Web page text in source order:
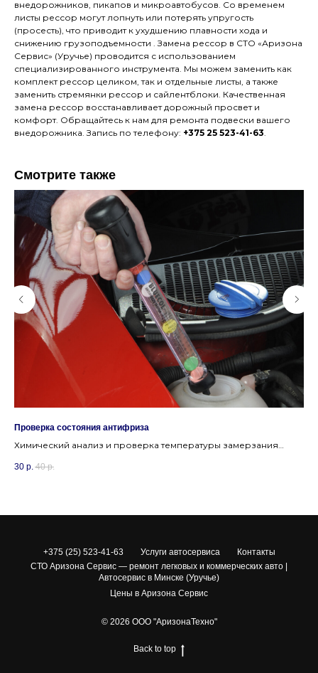
внедорожников, пикапов и микроавтобусов. Со временем
листы рессор могут лопнуть или потерять упругость
(просесть), что приводит к ухудшению плавности хода и
снижению грузоподъемности . Замена рессор в СТО «Аризона
Сервис» (Уручье) проводится с использованием
специализированного инструмента. Мы можем заменить как
комплект рессор целиком, так и отдельные листы, а также
заменить стремянки рессор и сайлентблоки. Качественная
замена рессор восстанавливает дорожный просвет и
комфорт. Обращайтесь к нам для ремонта подвески вашего
внедорожника. Запись по телефону: +375 25 523-41-63.
Смотрите также
Проверка состояния антифриза
Химический анализ и проверка температуры замерзания
предотвращения перегрева или размораживания блока
30 р. 40 р.
+375 (25) 523-41-63 Услуги автосервиса
Контакты
СТО Аризона Сервис — ремонт легковых и коммерческих авто |
Автосервис в Минске (Уручье)
Цены в Аризона Сервис
© 2026 ООО "АризонаТехно"
Back to top